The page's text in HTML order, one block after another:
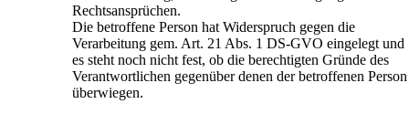
Rechtsansprüchen.
Die betroffene Person hat Widerspruch gegen die
Verarbeitung gem. Art. 21 Abs. 1 DS-GVO eingelegt und
es steht noch nicht fest, ob die berechtigten Gründe des
Verantwortlichen gegenüber denen der betroffenen Person
überwiegen.